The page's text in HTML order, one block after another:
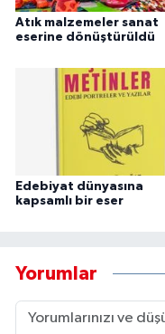
Atık malzemeler sanat
eserine dönüştürüldü
Edebiyat dünyasına
kapsamlı bir eser
Yorumlar